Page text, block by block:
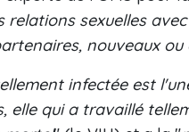
relations sexuelles
nouveaux ou
infectée est
elle qui a travaillé